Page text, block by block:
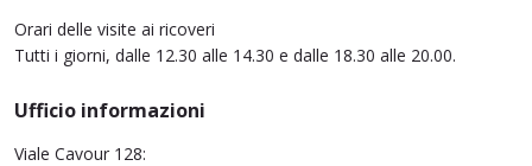
Orari delle visite ai ricoveri
Tutti i giorni, dalle 12.30 alle 14.30 e dalle 18.30 alle 20.00.
Ufficio informazioni
Viale Cavour 128: